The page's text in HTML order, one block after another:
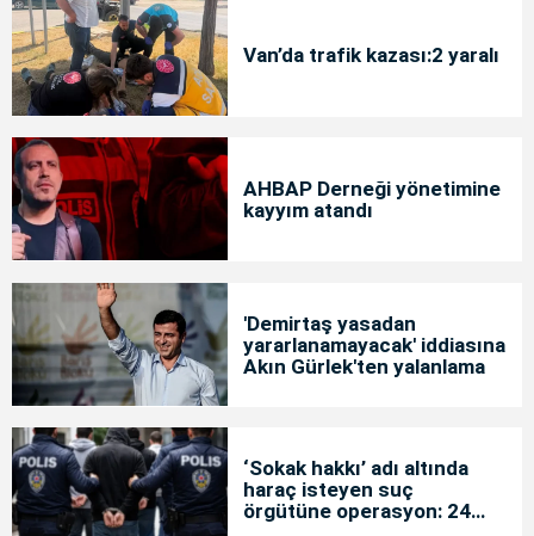
Van’da trafik kazası:2 yaralı
AHBAP Derneği yönetimine
kayyım atandı
'Demirtaş yasadan
yararlanamayacak' iddiasına
Akın Gürlek'ten yalanlama
‘Sokak hakkı’ adı altında
haraç isteyen suç
örgütüne operasyon: 24